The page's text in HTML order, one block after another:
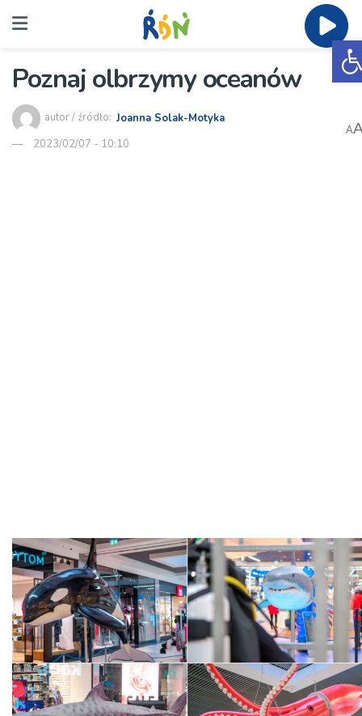
Poznaj olbrzymy oceanów
autor / źródło: Joanna Solak-Motyka
2023/02/07 - 10:10
A